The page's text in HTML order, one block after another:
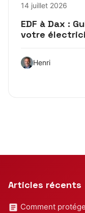
14 juillet 2026
EDF à Dax :
votre
Henri
Articles récents
Comment